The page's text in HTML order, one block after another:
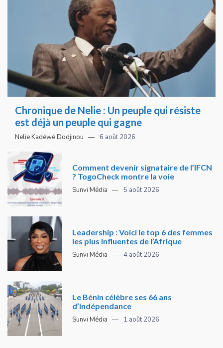
Chronique de Nelie : Un peuple qui résiste
est déjà un peuple qui gagne
Nelie Kadéwé Dodjinou 6 août 2026
Comment devenir signataire de l’IFCN
? TogoCheck montre la voie
Sunvi Média 5 août 2026
Leadership : Voici le top 6 des femmes
les plus influentes de l’Afrique
Sunvi Média 4 août 2026
Le Bénin célèbre ses 66 ans
d’indépendance
Sunvi Média 1 août 2026